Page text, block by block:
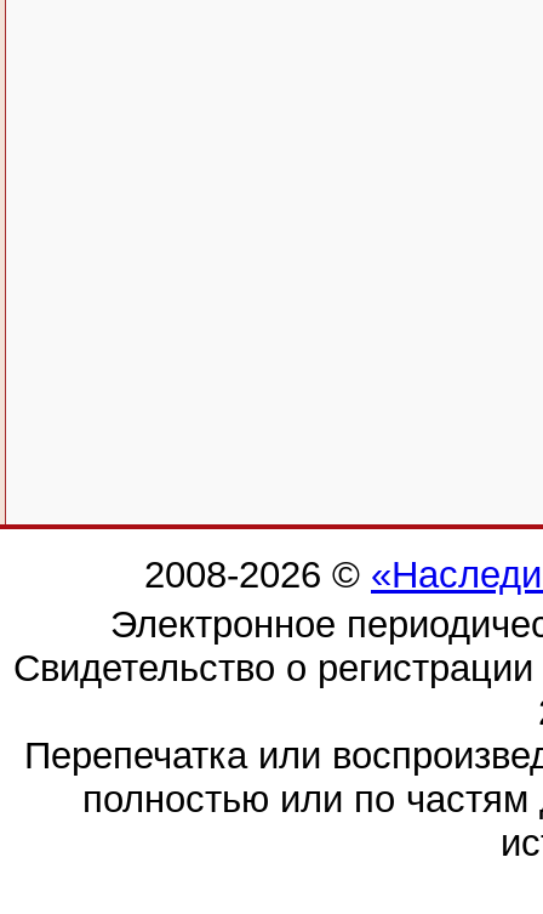
2008-2026 ©
Электронное
Свидетельство о
Перепечатка или
полностью или по частям